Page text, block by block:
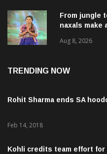
From jungle
naxals make
Aug 8, 2026
TRENDING NOW
Rohit Sharma ends SA
Feb 14, 2018
Kohli credits team effort